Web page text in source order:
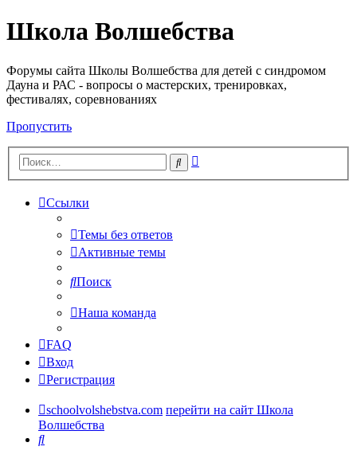
Школа Волшебства
Форумы сайта Школы Волшебства для детей с синдромом
Дауна и РАС - вопросы о мастерских, тренировках,
фестивалях, соревнованиях
Пропустить
Поиск
Ссылки
Темы без ответов
Активные темы
Поиск
Наша команда
FAQ
Вход
Регистрация
schoolvolshebstva.com перейти на сайт Школа
Волшебства
Поиск